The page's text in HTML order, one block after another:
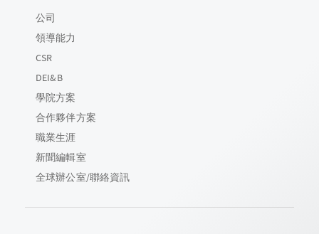
公司
領導能力
CSR
DEI&B
學院方案
合作夥伴方案
職業生涯
新聞編輯室
全球辦公室/聯絡資訊